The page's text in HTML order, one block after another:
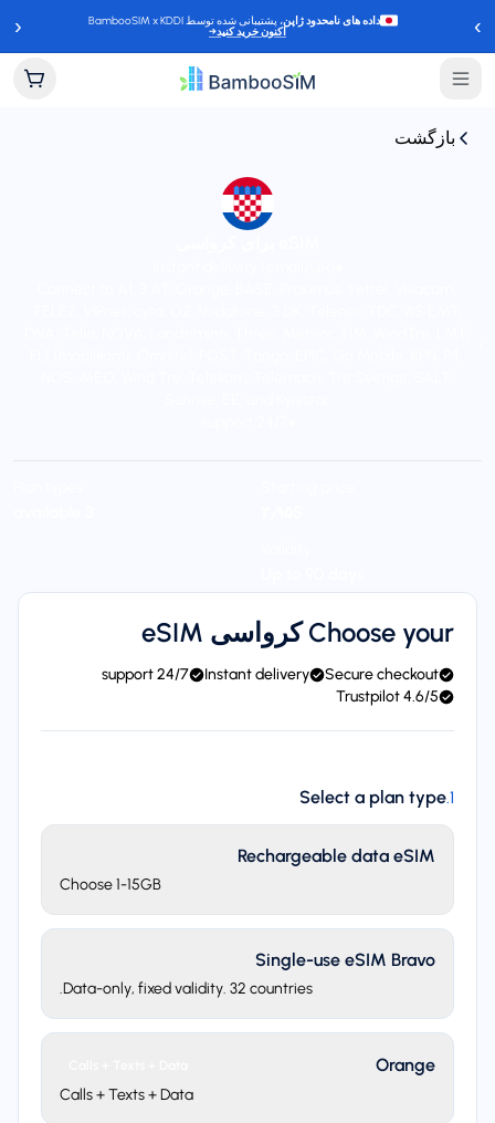
‹ داده های نامحدود ژاپن، پشتیبانی شده توسط BambooSIM x KDDI
اکنون خرید کنید→ ›
بازگشت
Choose your کرواسی eSIM
Secure checkout
Instant delivery
24/7 support
4.6/5 Trustpilot
1
.
Select a plan type
Rechargeable data eSIM
Choose 1-15GB
Single-use eSIM Bravo
Data-only, fixed validity. 32 countries.
Orange
Calls + Texts + Data